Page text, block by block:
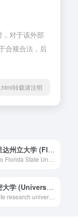
对于该外部
合规合法，后
转载请注明
佛罗里达州立大学 (Florida State University)
迈阿密大学 (University of Miami)